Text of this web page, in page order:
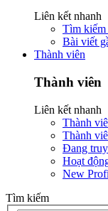
Liên kết nhanh
Tìm kiếm
Bài viết
Thành viên
Thành viên
Liên kết nhanh
Thành
Thành
Đang
Hoạt
New
Tìm kiếm